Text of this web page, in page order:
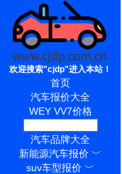
欢迎搜索"cjdp"进入本站！
首页
汽车报价大全
WEY VV7价格
汽车品牌大全
新能源汽车报价 ﹀
suv车型报价 ﹀